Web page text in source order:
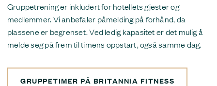
Gruppetrening er inkludert for hotellets gjester og
medlemmer. Vi anbefaler påmelding på forhånd, da
plassene er begrenset. Ved ledig kapasitet er det mulig å
melde seg på frem til timens oppstart, også samme dag.
GRUPPETIMER PÅ BRITANNIA FITNESS